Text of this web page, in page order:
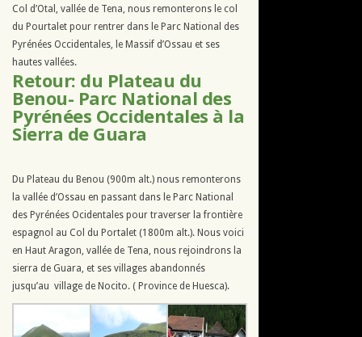
Col d’Otal, vallée de Tena, nous remonterons le col
du Pourtalet pour rentrer dans le Parc National des
Pyrénées Occidentales, le Massif d’Ossau et ses
hautes vallées.
Retour: du Plateau du
Benou- Parc National des
Pyrénées Occidentales à la
Sierra de Guara
Du Plateau du Benou (900m alt.) nous remonterons
la vallée d’Ossau en passant dans le Parc National
des Pyrénées Ocidentales pour traverser la frontière
espagnol au Col du Portalet (1800m alt.). Nous voici
en Haut Aragon, vallée de Tena, nous rejoindrons la
sierra de Guara, et ses villages abandonnés
jusqu’au village de Nocito. ( Province de Huesca).